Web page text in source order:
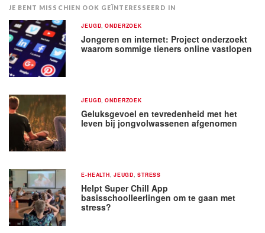
JE BENT MISSCHIEN OOK GEÏNTERESSEERD IN
JEUGD ,ONDERZOEK
Jongeren en internet: Project onderzoekt
waarom sommige tieners online vastlopen
JEUGD ,ONDERZOEK
Geluksgevoel en tevredenheid met het
leven bij jongvolwassenen afgenomen
E-HEALTH JEUGD STRESS
Helpt Super Chill App
basisschoolleerlingen om te gaan met
stress?